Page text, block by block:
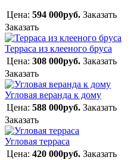
Цена: 594 000руб. Заказать
Заказать
Терраса из клееного бруса
Цена: 308 000руб. Заказать
Заказать
Угловая веранда к дому
Цена: 588 000руб. Заказать
Заказать
Угловая терраса
Цена: 420 000руб. Заказать